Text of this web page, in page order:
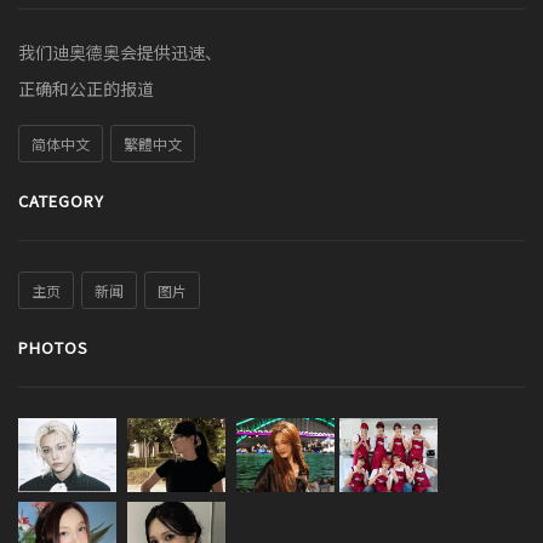
我们迪奥德奥会提供迅速、
正确和公正的报道
简体中文 繁體中文
CATEGORY
主页 新闻 图片
PHOTOS